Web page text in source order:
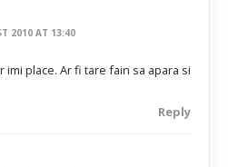
2010 AT 13:40
place. Ar fi tare fain sa apara si
Reply